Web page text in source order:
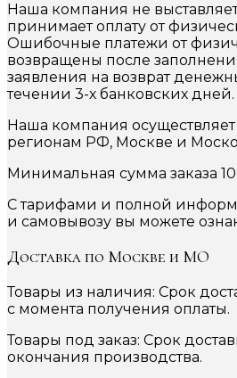
Наша компания не
принимает оплату от
Ошибочные платежи от
возвращены после
заявления на возврат
течении 3-х банковских дней.
Наша компания осуществляет
регионам РФ, Москве и
Минимальная сумма заказа
С тарифами и полной
и самовывозу вы можете
Доставка по Москве и МО
Товары из наличия: Срок
с момента получения оплаты.
Товары под заказ: Срок
окончания производства.